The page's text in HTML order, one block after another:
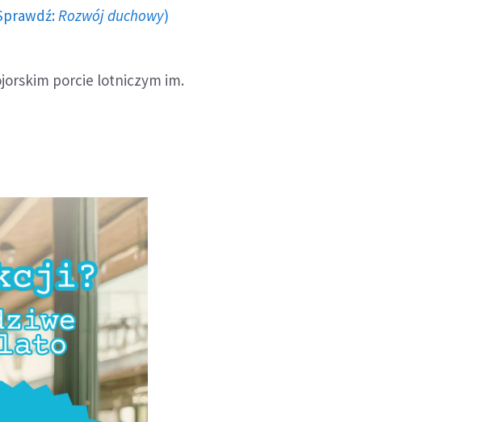
Rozwój duchowy)
porcie lotniczym im.